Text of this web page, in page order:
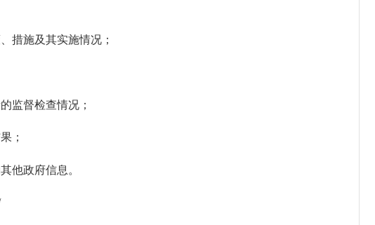
措施及其实施情况；
监督检查情况；
；
他政府信息。